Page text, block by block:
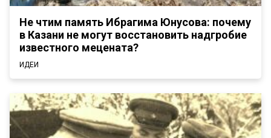
Не чтим память Ибрагима Юнусова: почему
в Казани не могут восстановить надгробие
известного мецената?
ИДЕИ